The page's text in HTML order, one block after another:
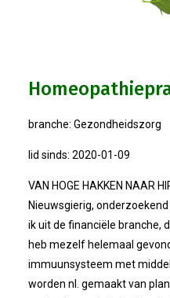
IJshal De
Geslaagde
2025-01-02
Bezoek Aan
Winkeltijden
branche: Gezondheidszorg
lid sinds: 2020-01-09
VAN HOGE HAKKEN NAAR
Nieuwsgierig,
ik uit de financiële branche,
heb mezelf helemaal
immuunsysteem met
worden nl. gemaakt van